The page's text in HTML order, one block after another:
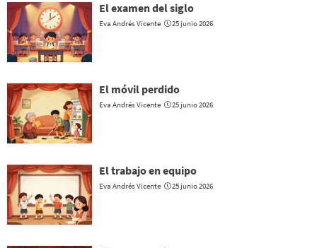
El examen del siglo
Eva Andrés Vicente 25 junio 2026
El móvil perdido
Eva Andrés Vicente 25 junio 2026
El trabajo en equipo
Eva Andrés Vicente 25 junio 2026